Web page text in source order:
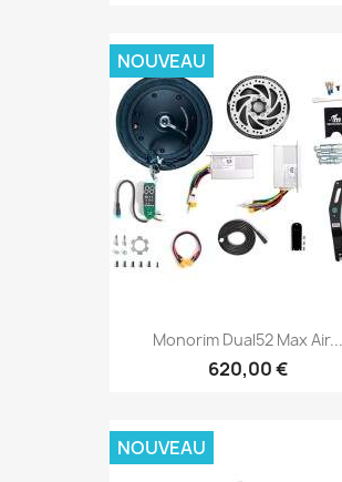
Monorim Dual52 Max Air...
620,00 €
NOUVEAU
NOUVEAU